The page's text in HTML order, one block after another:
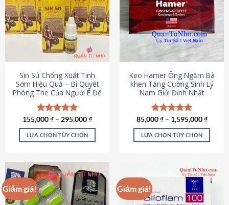
thể.
Các
tùy
chọn
có
thể
được
chọn
trên
trang
sản
phẩm
Sìn Sú Chống Xuất Tinh
Sớm Hiệu Quả – Bí Quyết
Phòng The Của Người Ê Đê
Được xếp
hạng4.95
5 sao
155,000₫ – 295,000₫
LỰA CHỌN TÙY CHỌN
này
có
nhiều
biến
Kẹo Hamer Ông Ngậm Bà
khen Tăng Cường Sinh Lý
Nam Giới Đỉnh Nhất
Được xếp
hạng5.00
5 sao
85,000₫– 1,595,000₫
LỰA CHỌN TÙY CHỌN
này
nhiều
biến
Giảm giá! Giảm giá!